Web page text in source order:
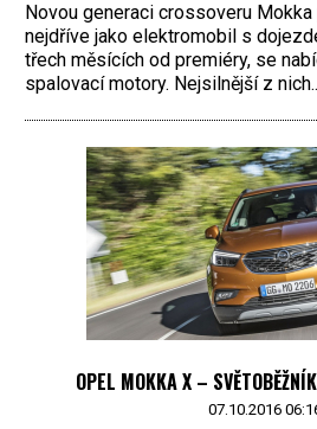
Novou generaci crossoveru
nejdříve jako elektromobil s
třech měsících od premiéry, se
spalovací motory. Nejsilnější z
OPEL MOKKA X –
07.10.2016